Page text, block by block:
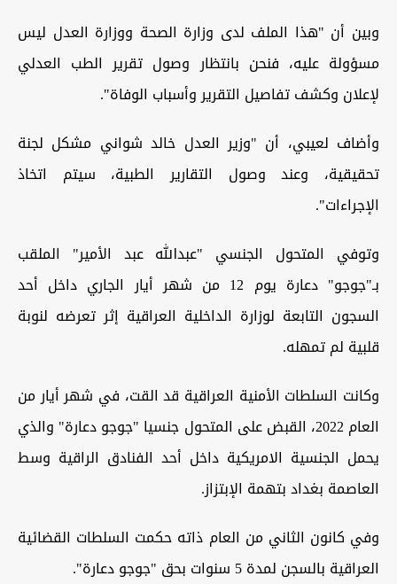
وبين أن "هذا الملف لدى وزارة الصحة ووزارة العدل ليس
مسؤولة عليه، فنحن بانتظار وصول تقرير الطب العدلي
لإعلان وكشف تفاصيل التقرير وأسباب الوفاة".
وأضاف لعيبي، أن "وزير العدل خالد شواني مشكل لجنة
تحقيقية، وعند وصول التقارير الطبية، سيتم اتخاذ
الإجراءات".
وتوفي المتحول الجنسي "عبدالله عبد الأمير" الملقب
بـ"جوجو" دعارة يوم 12 من شهر أيار الجاري داخل أحد
السجون التابعة لوزارة الداخلية العراقية إثر تعرضه لنوبة
قلبية لم تمهله.
وكانت السلطات الأمنية العراقية قد القت، في شهر أيار من
العام 2022، القبض على المتحول جنسيا "جوجو دعارة" والذي
يحمل الجنسية الامريكية داخل أحد الفنادق الراقية وسط
العاصمة بغداد بتهمة الإبتزاز.
وفي كانون الثاني من العام ذاته حكمت السلطات القضائية
العراقية بالسجن لمدة 5 سنوات بحق "جوجو دعارة".